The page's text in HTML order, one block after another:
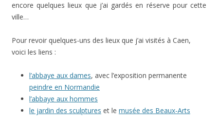
encore quelques lieux que j’ai gardés en réserve pour cette
ville…
Pour revoir quelques-uns des lieux que j’ai visités à Caen,
voici les liens :
l’abbaye aux dames, avec l’exposition permanente
peindre en Normandie
l’abbaye aux hommes
le jardin des sculptures et le musée des Beaux-Arts